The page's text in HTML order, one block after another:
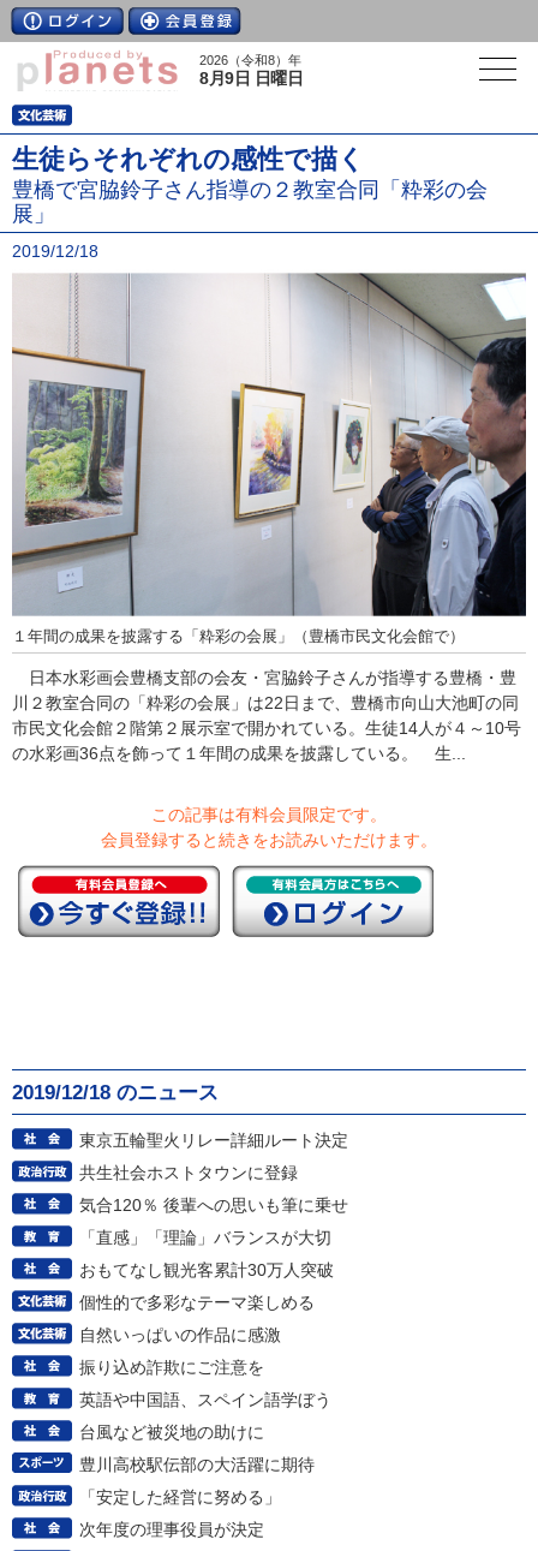
2026（令和8）年
8月9日 日曜日
生徒らそれぞれの感性で描く
豊橋で宮脇鈴子さん指導の２教室合同「粋彩の会
展」
2019/12/18
１年間の成果を披露する「粋彩の会展」（豊橋市民文化会館で）
日本水彩画会豊橋支部の会友・宮脇鈴子さんが指導する豊橋・豊
川２教室合同の「粋彩の会展」は22日まで、豊橋市向山大池町の同
市民文化会館２階第２展示室で開かれている。生徒14人が４～10号
の水彩画36点を飾って１年間の成果を披露している。 生...
この記事は有料会員限定です。
会員登録すると続きをお読みいただけます。
2019/12/18 のニュース
東京五輪聖火リレー詳細ルート決定
共生社会ホストタウンに登録
気合120％ 後輩への思いも筆に乗せ
「直感」「理論」バランスが大切
おもてなし観光客累計30万人突破
個性的で多彩なテーマ楽しめる
自然いっぱいの作品に感激
振り込め詐欺にご注意を
英語や中国語、スペイン語学ぼう
台風など被災地の助けに
豊川高校駅伝部の大活躍に期待
「安定した経営に努める」
次年度の理事役員が決定